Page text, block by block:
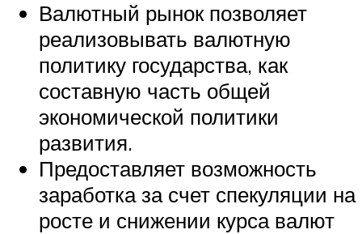
Валютный рынок позволяет
реализовывать валютную
политику государства, как
составную часть общей
экономической политики
развития.
Предоставляет возможность
заработка за счет спекуляции на
росте и снижении курса валют